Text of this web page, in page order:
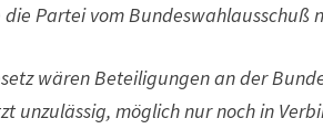
Partei vom Bundeswahlausschuß
wären Beteiligungen an der
unzulässig, möglich nur noch in